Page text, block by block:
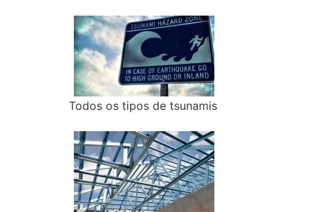
Todos os tipos de tsunamis